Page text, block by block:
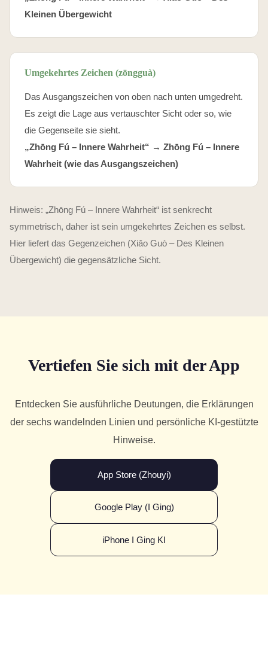
Kleinen Übergewicht
Umgekehrtes Zeichen (zōngguà)
Das Ausgangszeichen von oben nach unten umgedreht.
Es zeigt die Lage aus vertauschter Sicht oder so, wie
die Gegenseite sie sieht.
„Zhōng Fú – Innere Wahrheit“ → Zhōng Fú – Innere
Wahrheit (wie das Ausgangszeichen)
Hinweis: „Zhōng Fú – Innere Wahrheit“ ist senkrecht
symmetrisch, daher ist sein umgekehrtes Zeichen es selbst.
Hier liefert das Gegenzeichen (Xiǎo Guò – Des Kleinen
Übergewicht) die gegensätzliche Sicht.
Vertiefen Sie sich mit der App
Entdecken Sie ausführliche Deutungen, die Erklärungen
der sechs wandelnden Linien und persönliche KI-gestützte
Hinweise.
App Store (Zhouyi)
Google Play (I Ging)
iPhone I Ging KI